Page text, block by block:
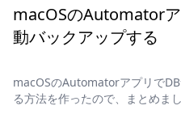
macOSのAutomator
動バックアップする
macOSのAutomatorアプリで
る方法を作ったので、まとめまし